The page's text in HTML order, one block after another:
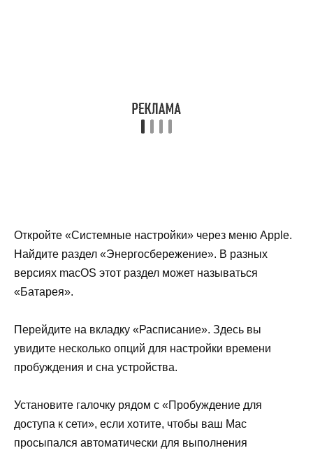
Откройте «Системные настройки» через меню Apple.
Найдите раздел «Энергосбережение». В разных
версиях macOS этот раздел может называться
«Батарея».
Перейдите на вкладку «Расписание». Здесь вы
увидите несколько опций для настройки времени
пробуждения и сна устройства.
Установите галочку рядом с «Пробуждение для
доступа к сети», если хотите, чтобы ваш Mac
просыпался автоматически для выполнения